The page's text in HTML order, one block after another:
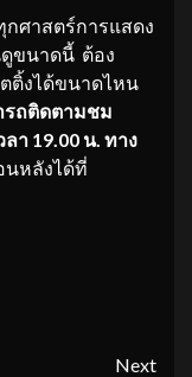
ศาสตร์การแสดง
ขนาดนี้ ต้อง
ตติ้งได้ขนาดไหน
รถติดตามชม
า 19.00 น. ทาง
นหลังได้ที่
Next